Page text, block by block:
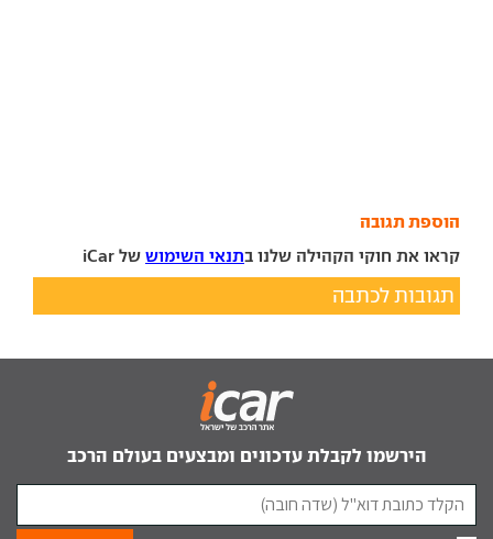
הוספת תגובה
קראו את חוקי הקהילה שלנו בתנאי השימוש של iCar
תגובות לכתבה
הירשמו לקבלת עדכונים ומבצעים בעולם הרכב